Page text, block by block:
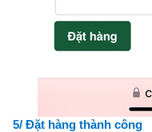
5/ Đặt hàng thành công